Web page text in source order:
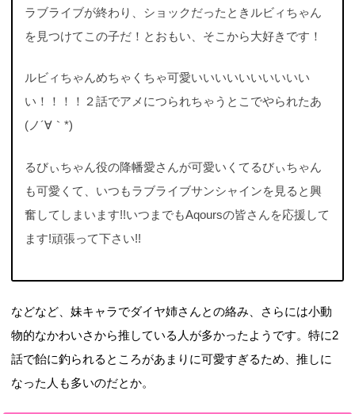
ラブライブが終わり、ショックだったときルビィちゃん
を見つけてこの子だ！とおもい、そこから大好きです！
ルビィちゃんめちゃくちゃ可愛いいいいいいいいいい
い！！！！２話でアメにつられちゃうとこでやられたあ
(ノ´∀｀*)
るびぃちゃん役の降幡愛さんが可愛いくてるびぃちゃん
も可愛くて、いつもラブライブサンシャインを見ると興
奮してしまいます!!いつまでもAqoursの皆さんを応援して
ます!頑張って下さい!!
などなど、妹キャラでダイヤ姉さんとの絡み、さらには小動
物的なかわいさから推している人が多かったようです。特に2
話で飴に釣られるところがあまりに可愛すぎるため、推しに
なった人も多いのだとか。